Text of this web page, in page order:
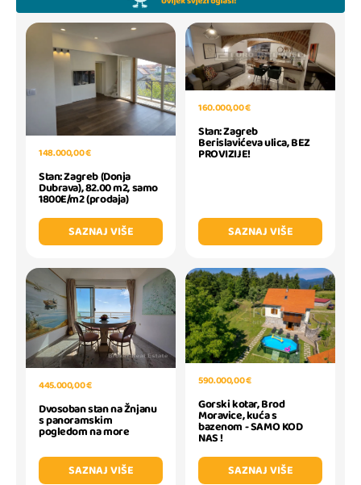
148.000,00 €
Stan: Zagreb (Donja
Dubrava), 82.00 m2, samo
1800E/m2 (prodaja)
SAZNAJ VIŠE
160.000,00 €
Stan: Zagreb
Berislavićeva ulica, BEZ
PROVIZIJE!
SAZNAJ VIŠE
445.000,00 €
Dvosoban stan na Žnjanu
s panoramskim
pogledom na more
SAZNAJ VIŠE
590.000,00 €
Gorski kotar, Brod
Moravice, kuća s
bazenom - SAMO KOD
NAS !
SAZNAJ VIŠE